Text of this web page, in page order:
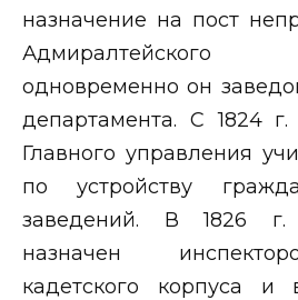
назначение на пост
Адмиралтейского
одновременно он
департамента. С 1824
Главного управления
по устройству
заведений. В 1826
назначен
кадетского корпуса